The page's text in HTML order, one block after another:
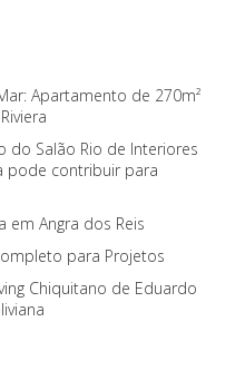
Apartamento de 270m²
do Salão Rio de Interiores
pode contribuir para
em Angra dos Reis
para Projetos
Chiquitano de Eduardo